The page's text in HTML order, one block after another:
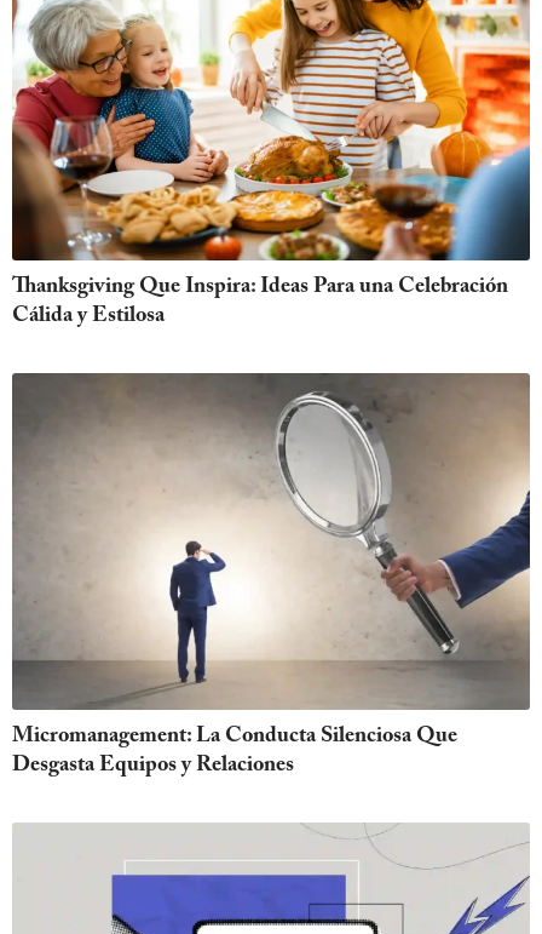
Thanksgiving Que Inspira: Ideas Para una Celebración
Cálida y Estilosa
Micromanagement: La Conducta Silenciosa Que
Desgasta Equipos y Relaciones